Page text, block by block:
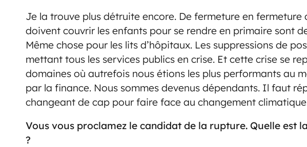
Je la trouve plus détruite encore. De fermeture en fermeture
doivent couvrir les enfants pour se rendre en primaire sont
Même chose pour les lits d’hôpitaux. Les suppressions de
mettant tous les services publics en crise. Et cette crise se
domaines où autrefois nous étions les plus performants au
par la finance. Nous sommes devenus dépendants. Il faut
changeant de cap pour faire face au changement
Vous vous proclamez le candidat de la rupture. Quelle est
?